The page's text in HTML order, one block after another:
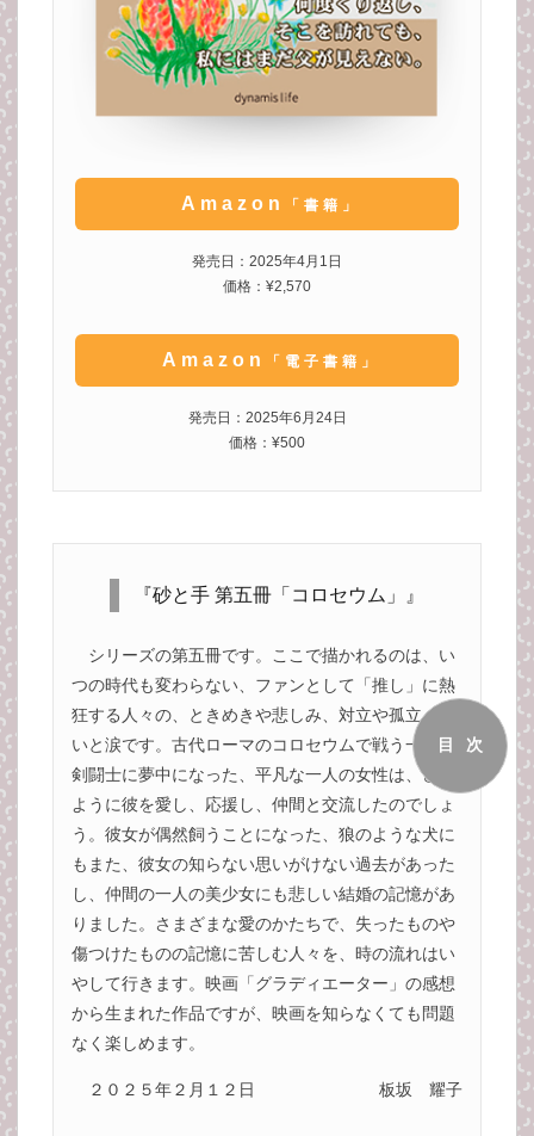
Amazon 「書籍」
発売日：2025年4月1日
価格：¥2,570
Amazon 「電子書籍」
発売日：2025年6月24日
価格：¥500
『砂と手 第五冊「コロセウム」』
シリーズの第五冊です。ここで描かれるのは、い
つの時代も変わらない、ファンとして「推し」に熱
狂する人々の、ときめきや悲しみ、対立や孤立、笑
いと涙です。古代ローマのコロセウムで戦う一人の
剣闘士に夢中になった、平凡な一人の女性は、どの
ように彼を愛し、応援し、仲間と交流したのでしょ
う。彼女が偶然飼うことになった、狼のような犬に
もまた、彼女の知らない思いがけない過去があった
し、仲間の一人の美少女にも悲しい結婚の記憶があ
りました。さまざまな愛のかたちで、失ったものや
傷つけたものの記憶に苦しむ人々を、時の流れはい
やして行きます。映画「グラディエーター」の感想
から生まれた作品ですが、映画を知らなくても問題
なく楽しめます。
２０２５年２月１２日 板坂 耀子
目次